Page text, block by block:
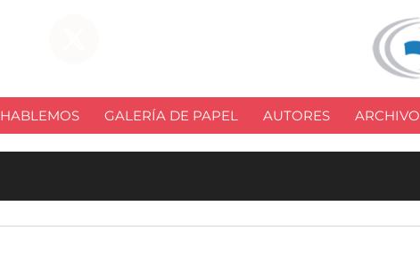
HABLEMOS GALERÍA DE PAPEL AUTORES ARCHIVO